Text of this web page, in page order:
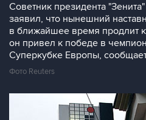
Советник президента
заявил, что нынешний
в ближайшее время продлит
он привел к победе в
Суперкубке Европы,
Фото Reuters